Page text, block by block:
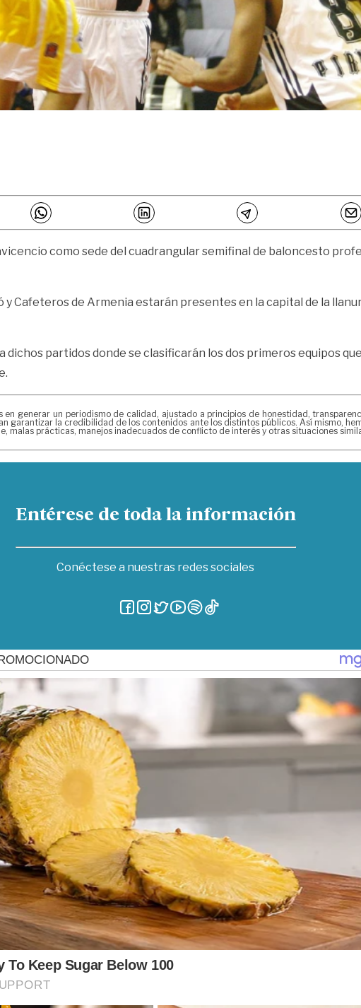
como sede del cuadrangular semifinal de baloncesto
y Cafeteros de Armenia estarán presentes en la capital de la
partidos donde se clasificarán los dos primeros equipos
en generar un periodismo de calidad, ajustado a principios de honestidad,
garantizar la credibilidad de los contenidos ante los distintos públicos. Así mismo,
malas prácticas, manejos inadecuados de conflicto de interés y otras situaciones
Entérese de toda la información
Conéctese a nuestras redes sociales